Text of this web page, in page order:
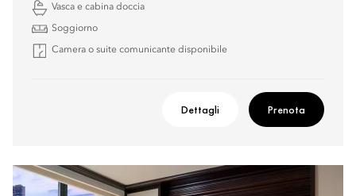
Vasca e cabina doccia
Soggiorno
Camera o suite comunicante disponibile
Dettagli Prenota